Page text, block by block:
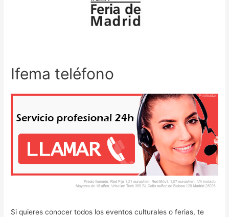
Ifema teléfono
Si quieres conocer todos los eventos culturales o ferias, te